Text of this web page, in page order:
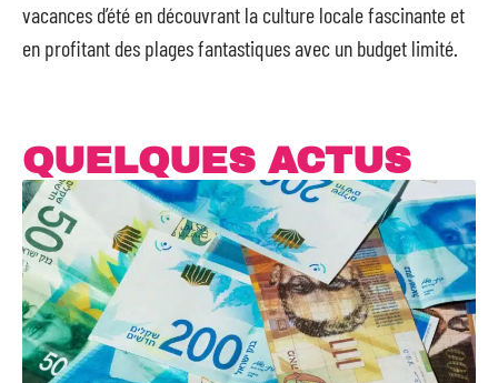
vacances d’été en découvrant la culture locale fascinante et
en profitant des plages fantastiques avec un budget limité.
QUELQUES ACTUS